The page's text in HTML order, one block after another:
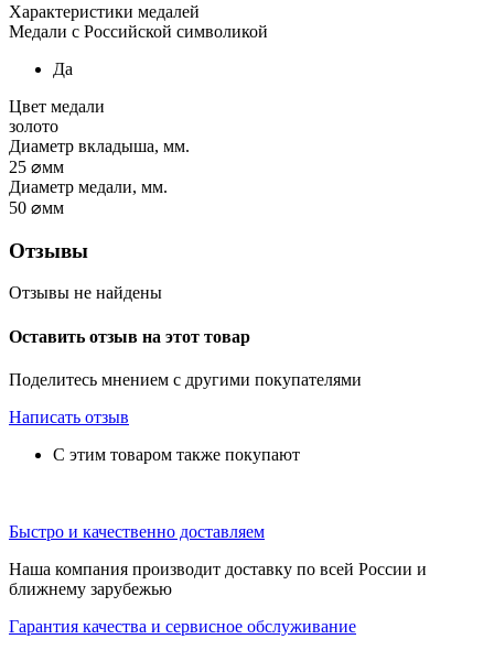
Характеристики медалей
Медали с Российской символикой
Да
Цвет медали
золото
Диаметр вкладыша, мм.
25 ⌀мм
Диаметр медали, мм.
50 ⌀мм
Отзывы
Отзывы не найдены
Оставить отзыв на этот товар
Поделитесь мнением с другими покупателями
Написать отзыв
С этим товаром также покупают
Быстро и качественно доставляем
Наша компания производит доставку по всей России и
ближнему зарубежью
Гарантия качества и сервисное обслуживание